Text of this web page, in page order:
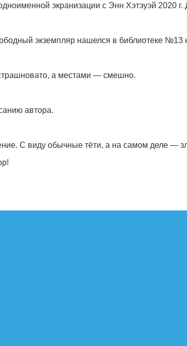
экранизации с Энн Хэтэуэй 2020
экземпляр нашелся в библиотеке №13
а местами — смешно.
автора.
С виду обычные тёти, а на самом деле —